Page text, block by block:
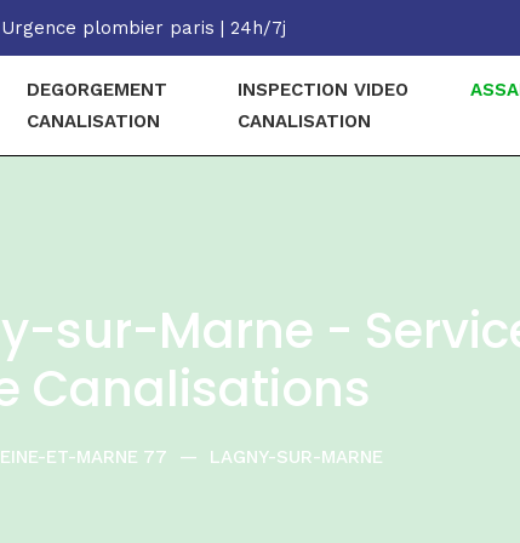
plombier paris | 24h/7j
DEGORGEMENT
CANALISATION
INSPECTION VIDEO
CANALISATION
sur-Marne -
Canalisations
ET-MARNE 77 — LAGNY-SUR-MARNE